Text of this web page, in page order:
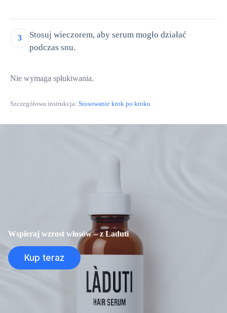
3
Stosuj wieczorem, aby serum mogło działać
podczas snu.
Nie wymaga spłukiwania.
Szczegółowa instrukcja: Stosowanie krok po kroku
Wspieraj wzrost włosów – z Laduti
Kup teraz